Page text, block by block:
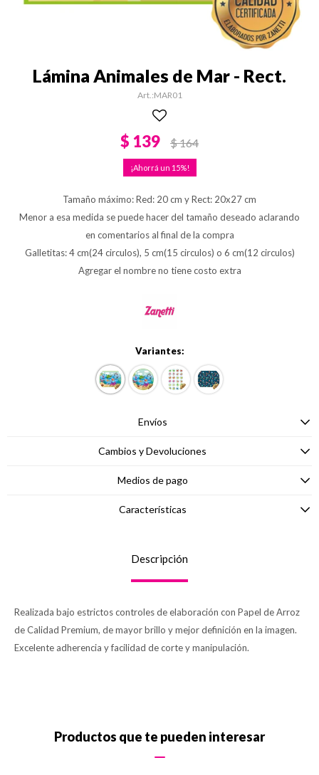
Lámina Animales de Mar - Rect.
MAR01
$ 139 $164
15
Tamaño máximo: Red: 20 cm y Rect: 20x27 cm
Menor a esa medida se puede hacer del tamaño deseado aclarando
en comentarios al final de la compra
Galletitas: 4 cm(24 circulos), 5 cm(15 circulos) o 6 cm(12 circulos)
Agregar el nombre no tiene costo extra
Variantes:
Envíos
Cambios y Devoluciones
Medios de pago
Características
Descripción
Realizada bajo estrictos controles de elaboración con Papel de Arroz
de Calidad Premium, de mayor brillo y mejor definición en la imagen.
Excelente adherencia y facilidad de corte y manipulación.
Productos que te pueden interesar